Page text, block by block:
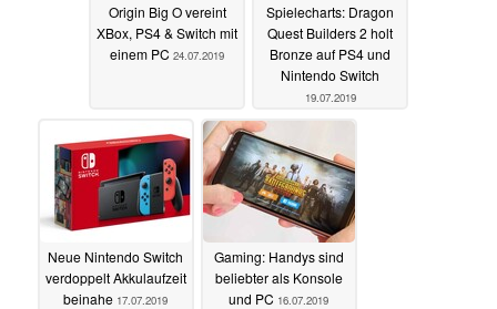
Origin Big O vereint
XBox, PS4 & Switch mit
einem PC 24.07.2019
Spielecharts: Dragon
Quest Builders 2 holt
Bronze auf PS4 und
Nintendo Switch
19.07.2019
Neue Nintendo Switch
verdoppelt Akkulaufzeit
beinahe 17.07.2019
Gaming: Handys sind
beliebter als Konsole
und PC 16.07.2019